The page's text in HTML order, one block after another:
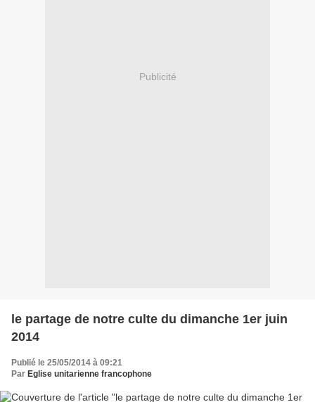
Publicité
le partage de notre culte du dimanche 1er juin
2014
Publié le 25/05/2014 à 09:21
Par Eglise unitarienne francophone